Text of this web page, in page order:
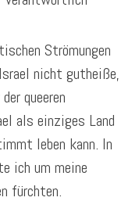
Strömungen
nicht gutheiße,
queeren
als einziges Land
leben kann. In
ich um meine
fürchten.